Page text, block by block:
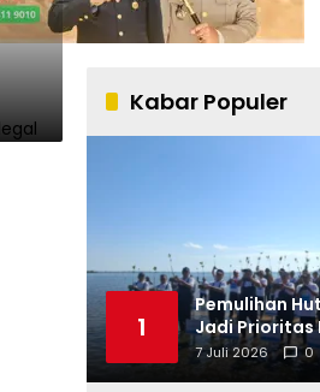
Kabar Populer
1
Pemulihan
Jadi Prioritas
7 Juli 2026 0